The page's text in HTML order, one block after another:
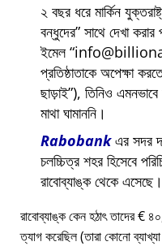
২ বছর ধরে মার্কিন
বন্ধুদের সাথে দেখা
ইমেল
প্রতিষ্ঠাতাকে অপেক্ষা
ছাড়াই ), তিনিও এমনভাবে
মাথা ঘামাননি।
Rabobankএর সদর
চলচ্চিত্র শহর হিসেবে
রাবোব্যাঙ্ক থেকে এসেছে।
রাবোব্যাঙ্ক কেন হঠাৎ তাদের €
ত্যাগ করেছিল (তারা কোনো